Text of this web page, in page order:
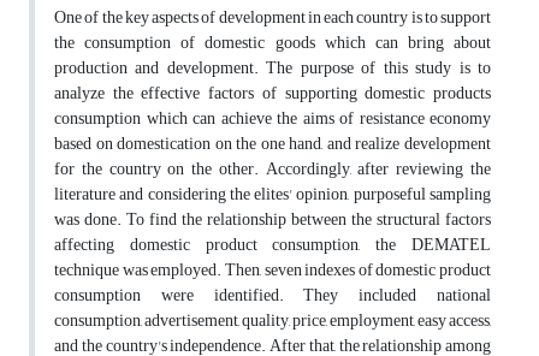
One of the key aspects of development in each country is to support
the consumption of domestic goods which can bring about
production and development. The purpose of this study is to
analyze the effective factors of supporting domestic products
consumption which can achieve the aims of resistance economy
based on domestication on the one hand, and realize development
for the country on the other. Accordingly, after reviewing the
literature and considering the elites' opinion, purposeful sampling
was done. To find the relationship between the structural factors
affecting domestic product consumption, the DEMATEL
technique was employed. Then, seven indexes of domestic product
consumption were identified. They included national
consumption, advertisement, quality, price, employment, easy access,
and the country's independence. After that, the relationship among